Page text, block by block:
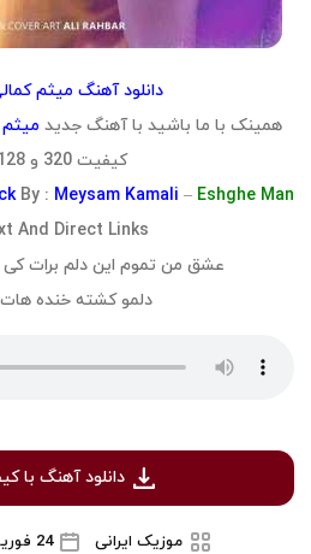
دانلود آهنگ میثم
همینک با ما باشید با آهنگ جدید
کیفیت 320 و 128 MP3
By : Meysam Kamali – Eshghe Man
And Direct Links
عشق من تموم این دلم برات کی
دلمو کشته خنده
دانلود آهنگ با
موزیک ایرانی 24 فوریه 2021